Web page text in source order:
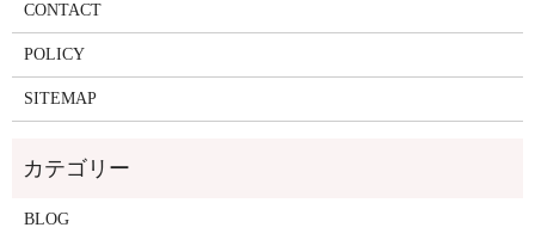
CONTACT
POLICY
SITEMAP
BLOG